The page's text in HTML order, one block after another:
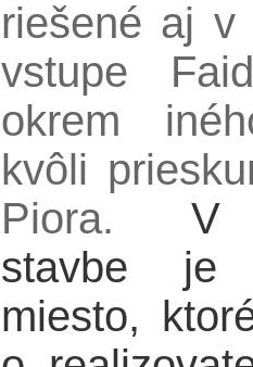
riešené aj v
vstupe
okrem
kvôli
Piora. V
stavbe je
miesto,